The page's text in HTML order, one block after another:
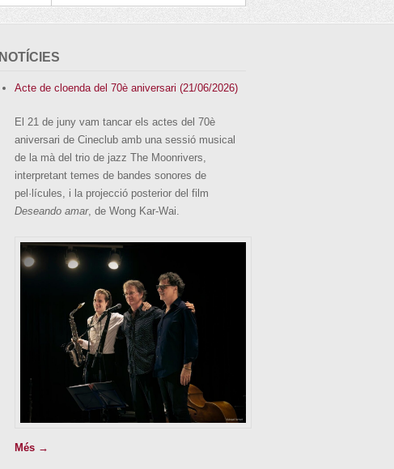
NOTÍCIES
Acte de cloenda del 70è aniversari (21/06/2026)
El 21 de juny vam tancar els actes del 70è
aniversari de Cineclub amb una sessió musical
de la mà del trio de jazz The Moonrivers,
interpretant temes de bandes sonores de
pel·lícules, i la projecció posterior del film
Deseando amar, de Wong Kar-Wai.
Més →